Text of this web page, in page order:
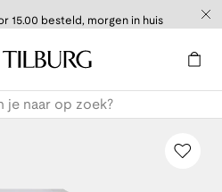
15.00 besteld, morgen in huis